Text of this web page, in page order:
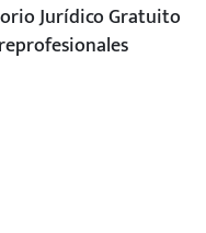
Jurídico Gratuito